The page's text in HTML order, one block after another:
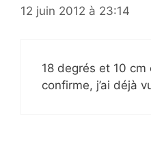
12 juin 2012 à 23:14
18 degrés et 10 cm
confirme, j’ai déjà